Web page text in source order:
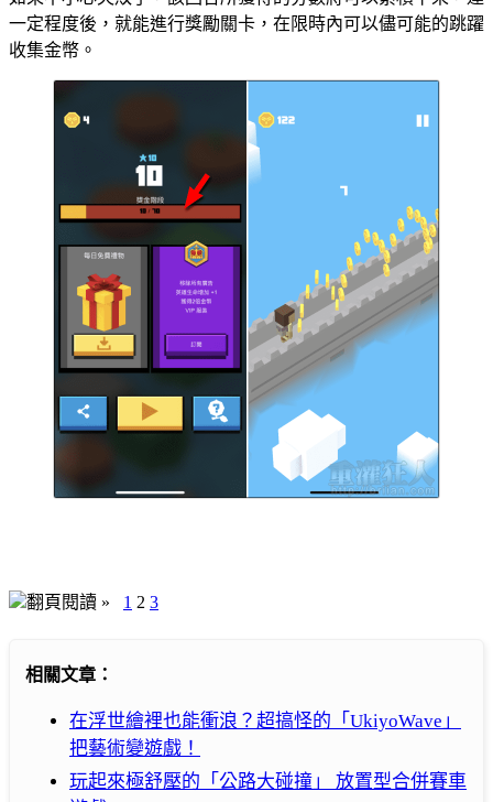
一定程度後，就能進行獎勵關卡，在限時內可以儘可能的跳躍
收集金幣。
翻頁閱讀 » 1 2 3
相關文章：
在浮世繪裡也能衝浪？超搞怪的「UkiyoWave」
把藝術變遊戲！
玩起來極舒壓的「公路大碰撞」 放置型合併賽車